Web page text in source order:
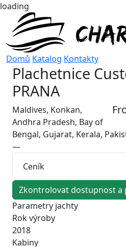
loading
Domů Katalog Kontakty
Plachetnice
PRANA
Maldives, Konkan,
Andhra Pradesh, Bay of
Bengal, Gujarat, Kerala,
—
Ceník
Zkontrolovat dostupnost a
Parametry jachty
Rok výroby
2018
Kabiny